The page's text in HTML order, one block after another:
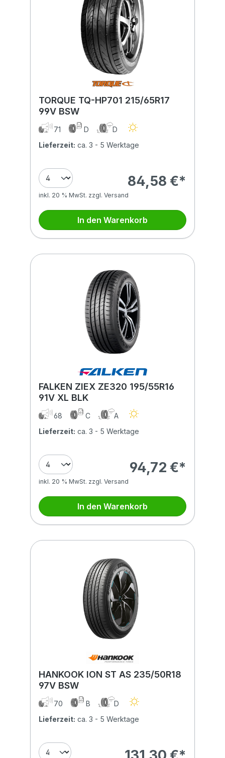
TORQUE TQ-HP701 215/65R17
99V BSW
71 D
D
Lieferzeit: ca. 3 - 5 Werktage
84,58 €*
inkl. 20 % MwSt. zzgl. Versand
In den Warenkorb
FALKEN ZIEX ZE320 195/55R16
91V XL BLK
68 C
A
Lieferzeit: ca. 3 - 5 Werktage
94,72 €*
inkl. 20 % MwSt. zzgl. Versand
In den Warenkorb
HANKOOK ION ST AS 235/50R18
97V BSW
70 B
D
Lieferzeit: ca. 3 - 5 Werktage